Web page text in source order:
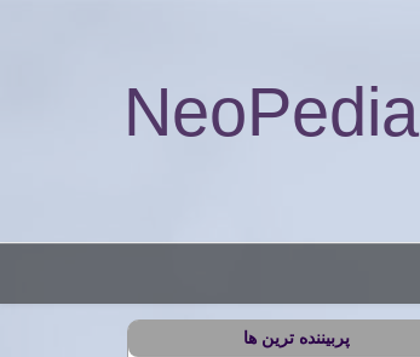
NeoPedia
پربیننده ترین ها